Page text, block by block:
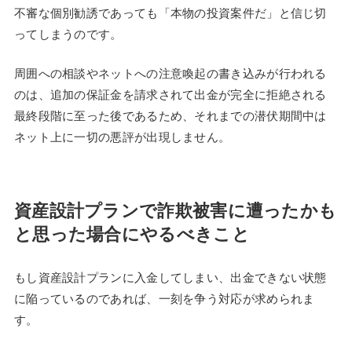
不審な個別勧誘であっても「本物の投資案件だ」と信じ切
ってしまうのです。
周囲への相談やネットへの注意喚起の書き込みが行われる
のは、追加の保証金を請求されて出金が完全に拒絶される
最終段階に至った後であるため、それまでの潜伏期間中は
ネット上に一切の悪評が出現しません。
資産設計プランで詐欺被害に遭ったかも
と思った場合にやるべきこと
もし資産設計プランに入金してしまい、出金できない状態
に陥っているのであれば、一刻を争う対応が求められま
す。